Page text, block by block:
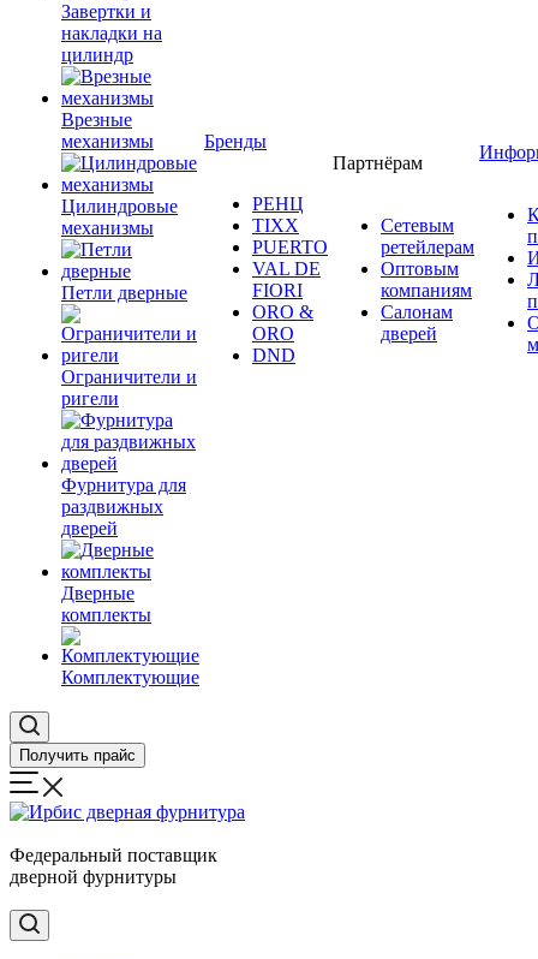
Завертки и
накладки на
цилиндр
Врезные
механизмы
Цилиндровые
механизмы
Петли дверные
Ограничители и
ригели
Фурнитура для
раздвижных
дверей
Дверные
комплекты
Комплектующие
Бренды
РЕНЦ
TIXX
PUERTO
VAL DE
FIORI
ORO &
ORO
DND
Партнёрам
Сетевым
ретейлерам
Оптовым
компаниям
Салонам
дверей
Получить прайс
Федеральный поставщик
дверной фурнитуры